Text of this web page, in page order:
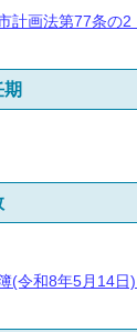
港
計画法第77条の2
(令和8年5月14日